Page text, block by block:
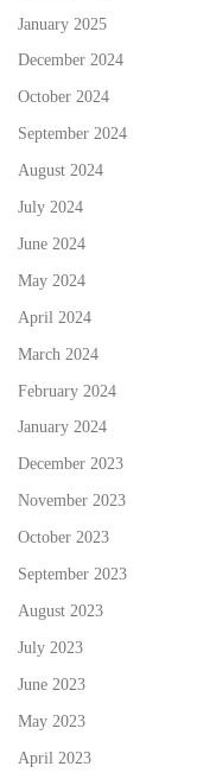
January 2025
December 2024
October 2024
September 2024
August 2024
July 2024
June 2024
May 2024
April 2024
March 2024
February 2024
January 2024
December 2023
November 2023
October 2023
September 2023
August 2023
July 2023
June 2023
May 2023
April 2023